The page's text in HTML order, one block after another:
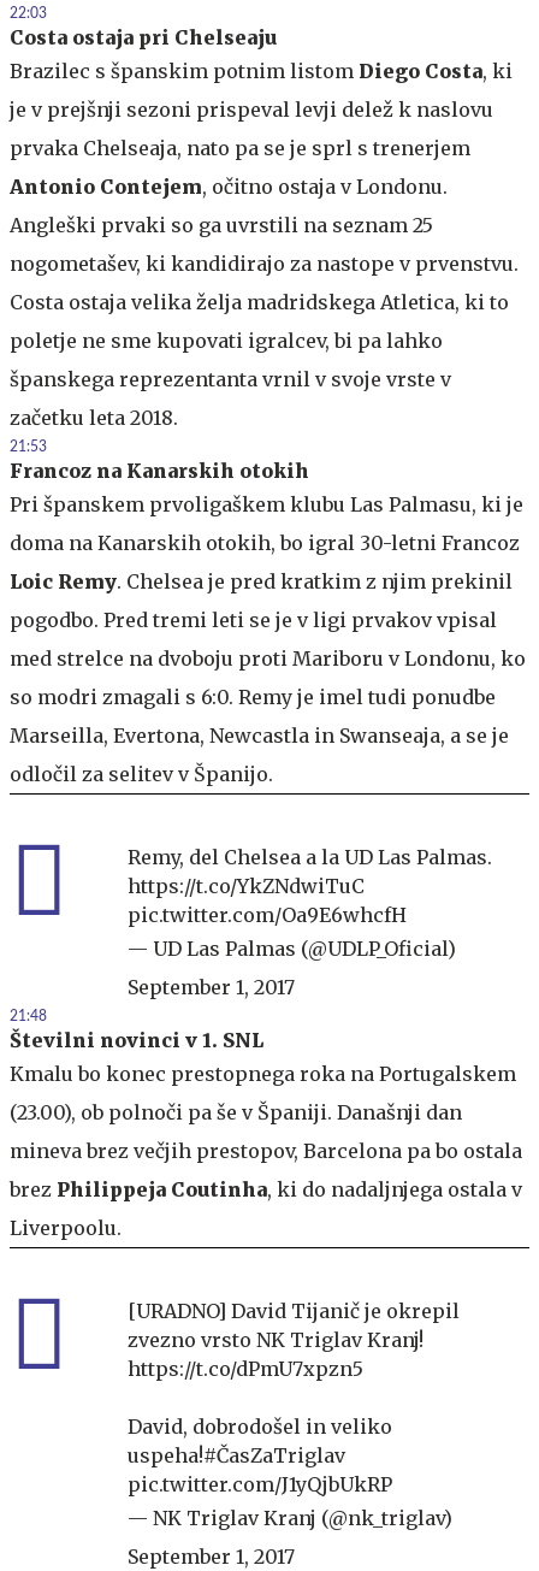
22:03
Costa ostaja pri Chelseaju
Brazilec s španskim potnim listom Diego Costa, ki
je v prejšnji sezoni prispeval levji delež k naslovu
prvaka Chelseaja, nato pa se je sprl s trenerjem
Antonio Contejem, očitno ostaja v Londonu.
Angleški prvaki so ga uvrstili na seznam 25
nogometašev, ki kandidirajo za nastope v prvenstvu.
Costa ostaja velika želja madridskega Atletica, ki to
poletje ne sme kupovati igralcev, bi pa lahko
španskega reprezentanta vrnil v svoje vrste v
začetku leta 2018.
21:53
Francoz na Kanarskih otokih
Pri španskem prvoligaškem klubu Las Palmasu, ki je
doma na Kanarskih otokih, bo igral 30-letni Francoz
Loic Remy. Chelsea je pred kratkim z njim prekinil
pogodbo. Pred tremi leti se je v ligi prvakov vpisal
med strelce na dvoboju proti Mariboru v Londonu, ko
so modri zmagali s 6:0. Remy je imel tudi ponudbe
Marseilla, Evertona, Newcastla in Swanseaja, a se je
odločil za selitev v Španijo.
Remy, del Chelsea a la UD Las Palmas.
https://t.co/YkZNdwiTuC
pic.twitter.com/Oa9E6whcfH
— UD Las Palmas (@UDLP_Oficial)
September 1, 2017
21:48
Številni novinci v 1. SNL
Kmalu bo konec prestopnega roka na Portugalskem
(23.00), ob polnoči pa še v Španiji. Današnji dan
mineva brez večjih prestopov, Barcelona pa bo ostala
brez Philippeja Coutinha, ki do nadaljnjega ostala v
Liverpoolu.
[URADNO] David Tijanič je okrepil
zvezno vrsto NK Triglav Kranj!
https://t.co/dPmU7xpzn5
David, dobrodošel in veliko
uspeha!#ČasZaTriglav
pic.twitter.com/J1yQjbUkRP
— NK Triglav Kranj (@nk_triglav)
September 1, 2017